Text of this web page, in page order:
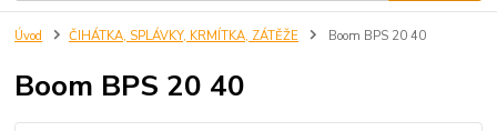
Úvod ČIHÁTKA, SPLÁVKY, KRMÍTKA, ZÁTĚŽE Boom BPS 20 40
Boom BPS 20 40